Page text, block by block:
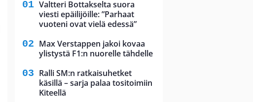
Valtteri Bottakselta suora
viesti epäilijöille: ”Parhaat
vuoteni ovat vielä edessä”
Max Verstappen jakoi kovaa
ylistystä F1:n nuorelle tähdelle
Ralli SM:n ratkaisuhetket
käsillä – sarja palaa tositoimiin
Kiteellä